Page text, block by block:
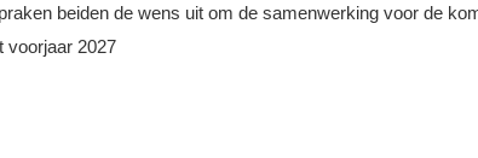
beiden de wens uit om de samenwerking voor de
voorjaar 2027